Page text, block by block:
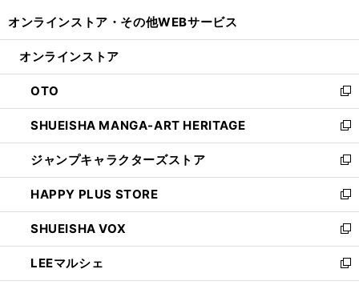
開
ン
ウ
で
開
く
ウ
ン
ド
ウ
で
開
く
オンラインストア・ その他WEBサービス
オンラインストア
OTO
新
し
い
ウ
ィ
ン
ド
ウ
で
開
く
SHUEISHA MANGA-ART HERITAGE
新
し
い
ウ
ィ
ン
ド
ウ
で
開
ジャンプキャラクターズストア
新
し
い
ウ
ィ
ン
ド
ウ
HAPPY PLUS STORE
新
し
い
ウ
ィ
ン
SHUEISHA VOX
新
し
い
LEEマルシェ
新